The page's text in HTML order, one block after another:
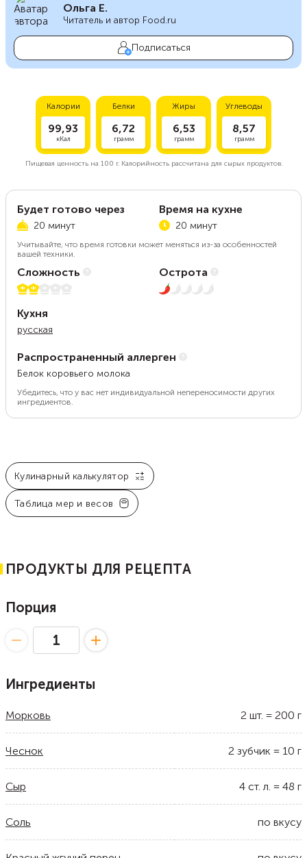
Ольга Е.
Читатель и автор Food.ru
Подписаться
Калории
99,93
кКал
Белки
6,72
грамм
Жиры
6,53
грамм
Углеводы
8,57
грамм
Пищевая ценность на 100 г.Калорийность рассчитана для сырых продуктов.
Будет готово через
20 минут
Время на кухне
20 минут
Учитывайте, что время готовки может меняться из-за особенностей
вашей техники.
Сложность
2 из 5
Острота
1 из 5
Кухня
русская
Распространенный аллерген
Белок коровьего молока
Убедитесь, что у вас нет индивидуальной непереносимости других
ингредиентов.
Кулинарный калькулятор
Таблица мер и весов
ПРОДУКТЫ ДЛЯ РЕЦЕПТА
Порция
Ингредиенты
Морковь 2 шт. = 200 г
Чеснок 2 зубчик = 10 г
Сыр 4 ст. л. = 48 г
Соль по вкусу